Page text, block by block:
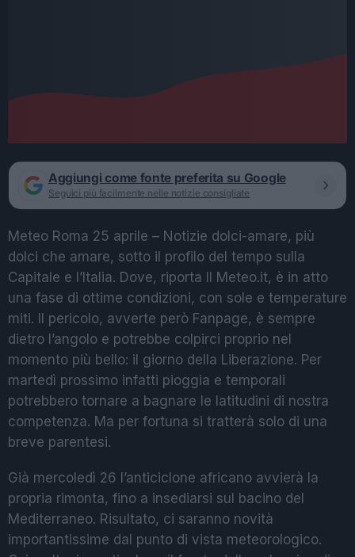
Aggiungi come fonte preferita su Google
Seguici più facilmente nelle notizie consigliate
Meteo Roma 25 aprile – Notizie dolci-amare, più
dolci che amare, sotto il profilo del tempo sulla
Capitale e l’Italia. Dove, riporta Il Meteo.it, è in atto
una fase di ottime condizioni, con sole e temperature
miti. Il pericolo, avverte però Fanpage, è sempre
dietro l’angolo e potrebbe colpirci proprio nel
momento più bello: il giorno della Liberazione. Per
martedì prossimo infatti pioggia e temporali
potrebbero tornare a bagnare le latitudini di nostra
competenza. Ma per fortuna si tratterà solo di una
breve parentesi.
Già mercoledì 26 l’anticiclone africano avvierà la
propria rimonta, fino a insediarsi sul bacino del
Mediterraneo. Risultato, ci saranno novità
importantissime dal punto di vista meteorologico.